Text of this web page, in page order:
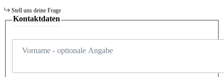
Stell uns deine Frage
Kontaktdaten
Vorname - optionale Angabe